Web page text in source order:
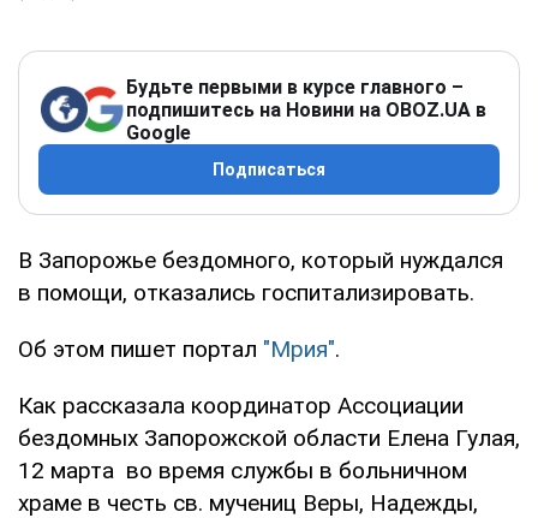
Будьте первыми в курсе главного –
подпишитесь на Новини на OBOZ.UA в
Google
Подписаться
В Запорожье бездомного, который нуждался
в помощи, отказались госпитализировать.
Об этом пишет портал "Мрия".
Как рассказала координатор Ассоциации
бездомных Запорожской области Елена Гулая,
12 марта во время службы в больничном
храме в честь св. мучениц Веры, Надежды,